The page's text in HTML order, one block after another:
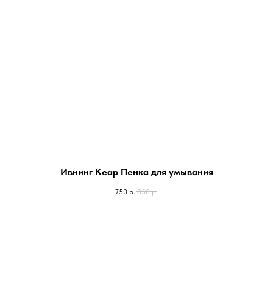
Ивнинг Кеар Пенка для умывания
750 р. 850 р.